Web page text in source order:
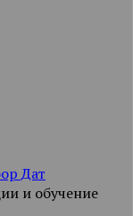
Дат
и обучение